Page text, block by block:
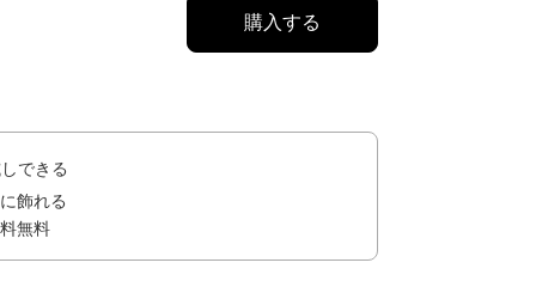
購入する
できる
飾れる
無料